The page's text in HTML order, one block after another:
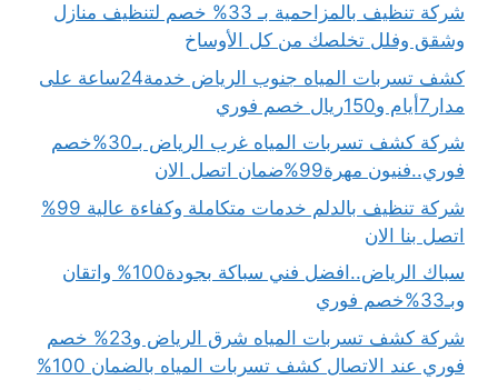
شركة تنظيف بالمزاحمية بـ 33% خصم لتنظيف منازل
وشقق وفلل تخلصك من كل الأوساخ
كشف تسربات المياه جنوب الرياض خدمة24ساعة على
مدار7أيام و150ريال خصم فوري
شركة كشف تسربات المياه غرب الرياض بـ30%خصم
فوري..فنيون مهرة99%ضمان اتصل الان
شركة تنظيف بالدلم خدمات متكاملة وكفاءة عالية 99%
اتصل بنا الان
سباك الرياض..افضل فني سباكة بجودة100% واتقان
وبـ33%خصم فوري
شركة كشف تسربات المياه شرق الرياض و23% خصم
فوري عند الاتصال كشف تسربات المياه بالضمان 100%